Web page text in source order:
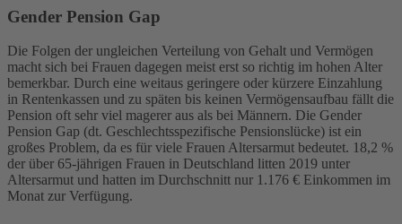
Gender Pension Gap
Die Folgen der ungleichen Verteilung von Gehalt und Vermögen
macht sich bei Frauen dagegen meist erst so richtig im hohen Alter
bemerkbar. Durch eine weitaus geringere oder kürzere Einzahlung
in Rentenkassen und zu späten bis keinen Vermögensaufbau fällt die
Pension oft sehr viel magerer aus als bei Männern. Die Gender
Pension Gap (dt. Geschlechtsspezifische Pensionslücke) ist ein
großes Problem, da es für viele Frauen Altersarmut bedeutet. 18,2 %
der über 65-jährigen Frauen in Deutschland litten 2019 unter
Altersarmut und hatten im Durchschnitt nur 1.176 € Einkommen im
Monat zur Verfügung.